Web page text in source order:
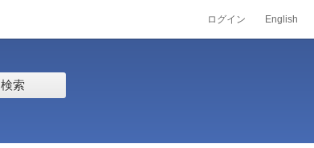
ログイン English
検索